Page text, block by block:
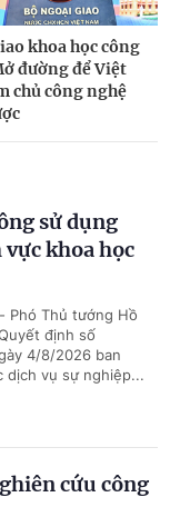
khoa học công
đường để Việt
chủ công nghệ
sử dụng
khoa học
Phó Thủ tướng Hồ
định số
4/8/2026 ban
dịch vụ sự nghiệp...
cứu công